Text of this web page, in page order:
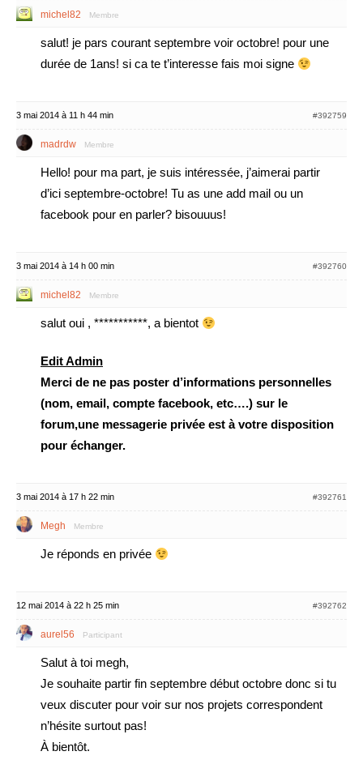
michel82 Membre
salut! je pars courant septembre voir octobre! pour une
durée de 1ans! si ca te t’interesse fais moi signe
3 mai 2014 à 11 h 44 min #392759
madrdw Membre
Hello! pour ma part, je suis intéressée, j’aimerai partir
d’ici septembre-octobre! Tu as une add mail ou un
facebook pour en parler? bisouuus!
3 mai 2014 à 14 h 00 min #392760
michel82 Membre
salut oui , ***********, a bientot
Edit Admin
Merci de ne pas poster d’informations personnelles
(nom, email, compte facebook, etc….) sur le
forum,une messagerie privée est à votre disposition
pour échanger.
3 mai 2014 à 17 h 22 min #392761
Megh Membre
Je réponds en privée
12 mai 2014 à 22 h 25 min #392762
aurel56 Participant
Salut à toi megh,
Je souhaite partir fin septembre début octobre donc si tu
veux discuter pour voir sur nos projets correspondent
n’hésite surtout pas!
À bientôt.